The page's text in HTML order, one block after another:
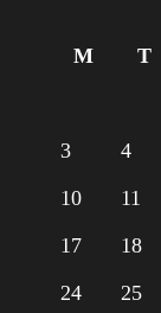
M
T
3
4
10
11
17
18
24
25